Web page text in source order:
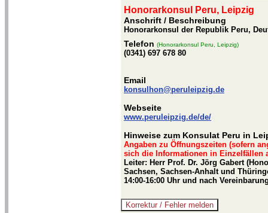
Honorarkonsul Peru, Leipzig
Anschrift / Beschreibung
Honorarkonsul der Republik Peru,
Telefon (Honorarkonsul Peru, Leipzig)
(0341) 697 678 80
Email
konsulhon@peruleipzig.de
Webseite
www.peruleipzig.de/de/
Hinweise zum Konsulat Peru in
Angaben zu Öffnungszeiten (sofern
sich die Informationen in Einzelfällen
Leiter: Herr Prof. Dr. Jörg Gabert
Sachsen, Sachsen-Anhalt und
14:00-16:00 Uhr und nach